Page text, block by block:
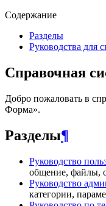
Содержание
Разделы
Руководства для
Справочная
Добро пожаловать в
Форма».
Разделы¶
Руководство
общение, файлы,
Руководство
категории,